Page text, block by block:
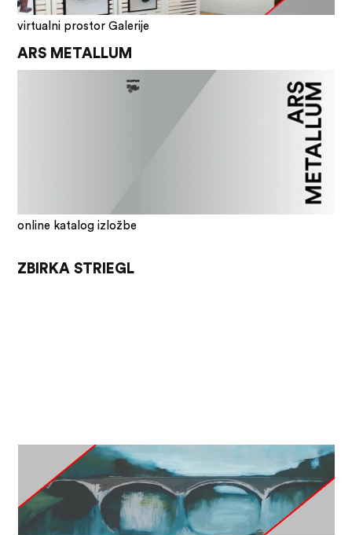
virtualni prostor Galerije
ARS METALLUM
online katalog izložbe
ZBIRKA STRIEGL